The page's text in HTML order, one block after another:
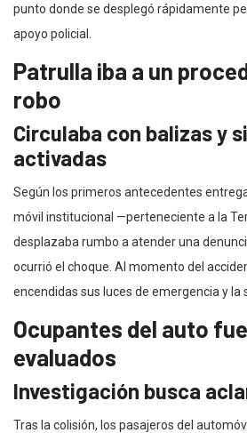
punto donde se desplegó rápidamente
apoyo policial.
Patrulla iba a un
robo
Circulaba con balizas y
activadas
Según los primeros antecedentes
móvil institucional —perteneciente a la
desplazaba rumbo a atender una
ocurrió el choque. Al momento del
encendidas sus luces de emergencia y la
Ocupantes del auto
evaluados
Investigación busca
Tras la colisión, los pasajeros del